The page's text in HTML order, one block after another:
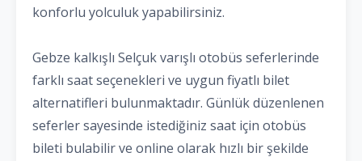
konforlu yolculuk yapabilirsiniz.
Gebze kalkışlı Selçuk varışlı otobüs seferlerinde
farklı saat seçenekleri ve uygun fiyatlı bilet
alternatifleri bulunmaktadır. Günlük düzenlenen
seferler sayesinde istediğiniz saat için otobüs
bileti bulabilir ve online olarak hızlı bir şekilde